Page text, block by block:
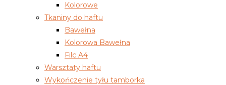
Kolorowe
Tkaniny do haftu
Bawełna
Kolorowa Bawełna
Filc A4
Warsztaty haftu
Wykończenie tyłu tamborka